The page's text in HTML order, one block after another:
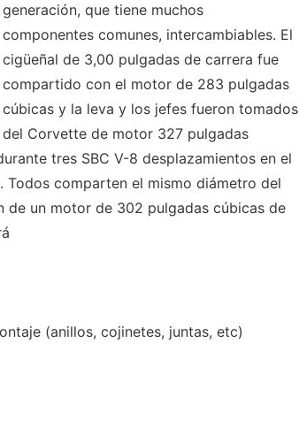
generación, que tiene muchos
componentes comunes, intercambiables. El
cigüeñal de 3,00 pulgadas de carrera fue
compartido con el motor de 283 pulgadas
cúbicas y la leva y los jefes fueron tomados
del Corvette de motor 327 pulgadas
tres SBC V-8 desplazamientos en el
comparten el mismo diámetro del
un motor de 302 pulgadas cúbicas de
(anillos, cojinetes, juntas, etc)